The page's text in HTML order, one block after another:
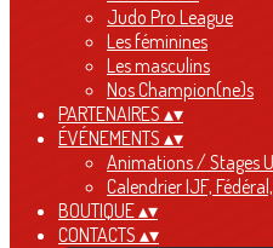
Judo Pro League
Les féminines
Les masculins
Nos Champion(ne)s
PARTENAIRES ▴▾
ÉVÉNEMENTS ▴▾
Animations / Stages
Calendrier IJF,
BOUTIQUE▴▾
CONTACTS ▴▾